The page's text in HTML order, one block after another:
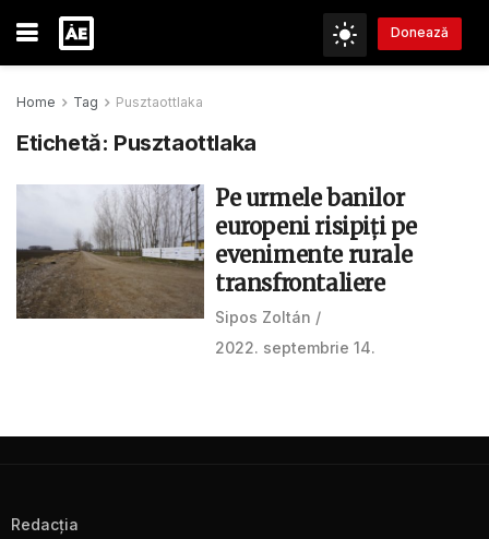
Donează
Home Tag Pusztaottlaka
Etichetă: Pusztaottlaka
Pe urmele banilor
europeni risipiți pe
evenimente rurale
transfrontaliere
Sipos Zoltán
2022. septembrie 14.
Redacţia